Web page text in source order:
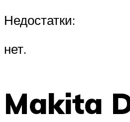
Недостатки:
нет.
Makita